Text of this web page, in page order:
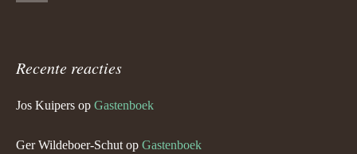
Recente reacties
Jos Kuipers op Gastenboek
Ger Wildeboer-Schut op Gastenboek